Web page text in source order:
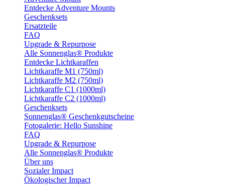
Entdecke Adventure Mounts
Geschenksets
Ersatzteile
FAQ
Upgrade & Repurpose
Alle Sonnenglas® Produkte
Entdecke Lichtkaraffen
Lichtkaraffe M1 (750ml)
Lichtkaraffe M2 (750ml)
Lichtkaraffe C1 (1000ml)
Lichtkaraffe C2 (1000ml)
Geschenksets
Sonnenglas® Geschenkgutscheine
Fotogalerie: Hello Sunshine
FAQ
Upgrade & Repurpose
Alle Sonnenglas® Produkte
Über uns
Sozialer Impact
Ökologischer Impact